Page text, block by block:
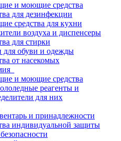
и моющие средства
для дезинфекции
средства для кухни
воздуха и диспенсеры
для стирки
обуви и одежды
от насекомых
и моющие средства
реагенты и
для них
и принадлежности
индивидуальной защиты